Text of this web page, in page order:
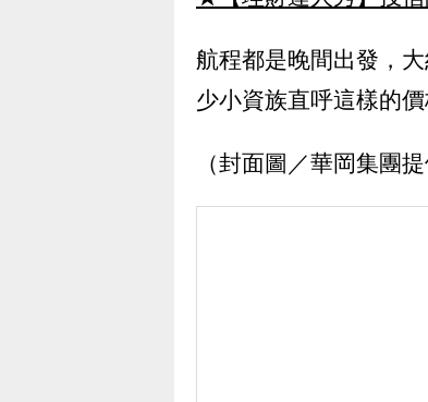
航程都是晚間出發，
少小資族直呼這樣的
（封面圖／華岡集團提